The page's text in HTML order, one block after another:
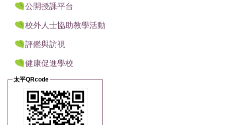
公開授課平台
校外人士協助教學活動
評鑑與訪視
健康促進學校
太平QRcode